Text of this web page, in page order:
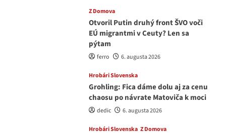
Z Domova
Otvoril Putin druhý front ŠVO voči
EÚ migrantmi v Ceuty? Len sa
pýtam
ferro 6. augusta 2026
Hrobári Slovenska
Grohling: Fica dáme dolu aj za cenu
chaosu po návrate Matoviča k moci
dedic 6. augusta 2026
Hrobári Slovenska Z Domova